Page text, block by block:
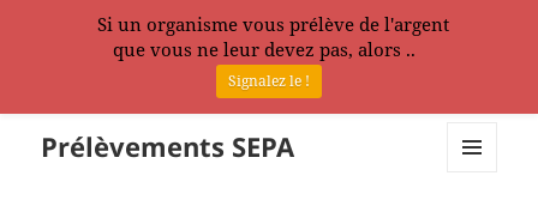
Prélèvements SEPA
Si un organisme vous prélève de l'argent
que vous ne leur devez pas, alors ..
Signalez le !